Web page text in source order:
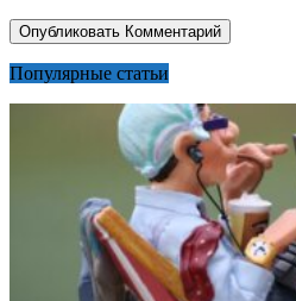
Популярные статьи